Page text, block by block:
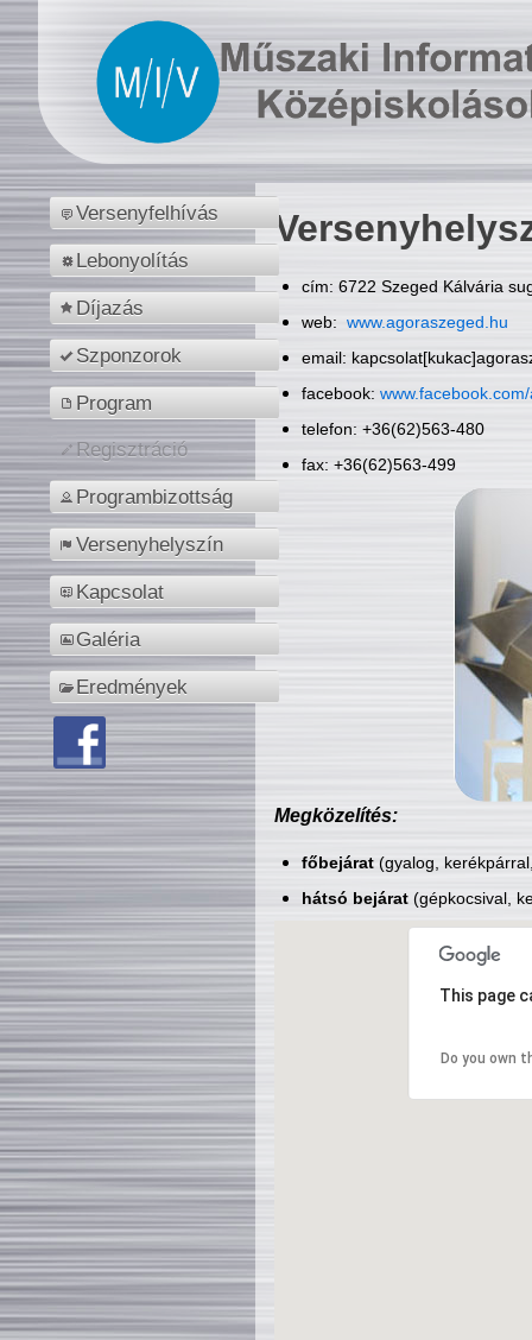
Versenyfelhívás
Lebonyolítás
Díjazás
Szponzorok
Program
Regisztráció
Programbizottság
Versenyhelyszín
Kapcsolat
Galéria
Eredmények
cím: 6722 Szeged Kálvária
web: www.agoraszeged.hu
email:
facebook:
telefon: +36(62)563-480
fax: +36(62)563-499
Megközelítés:
főbejárat(gyalog,
hátsó bejárat(gépkocsival,
This page
Do you own